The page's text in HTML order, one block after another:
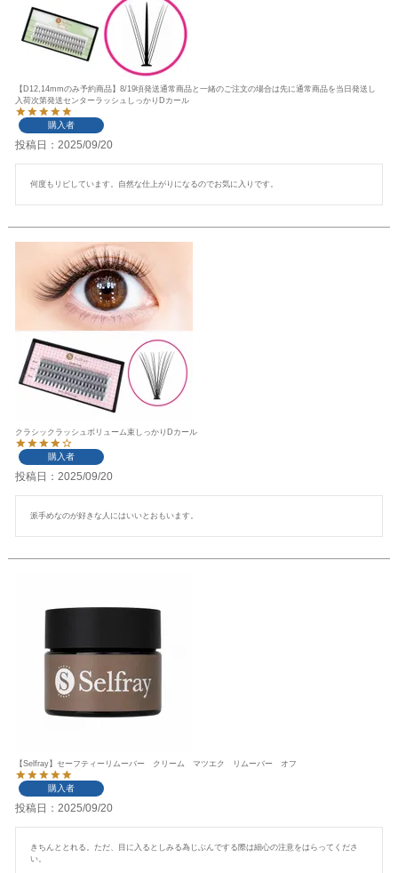
【D12,14mmのみ予約商品】8/19頃発送通常商品と一緒のご注文の場合は先に通常商品を当日発送し
入荷次第発送センターラッシュしっかりDカール
購入者
投稿日 2025/09/20
何度もリピしています。自然な仕上がりになるのでお気に入りです。
クラシックラッシュボリューム束しっかりDカール
購入者
投稿日 2025/09/20
派手めなのが好きな人にはいいとおもいます。
【Selfray】セーフティーリムーバー クリーム マツエク リムーバー オフ
購入者
投稿日 2025/09/20
きちんととれる。ただ、目に入るとしみる為じぶんでする際は細心の注意をはらってくださ
い。